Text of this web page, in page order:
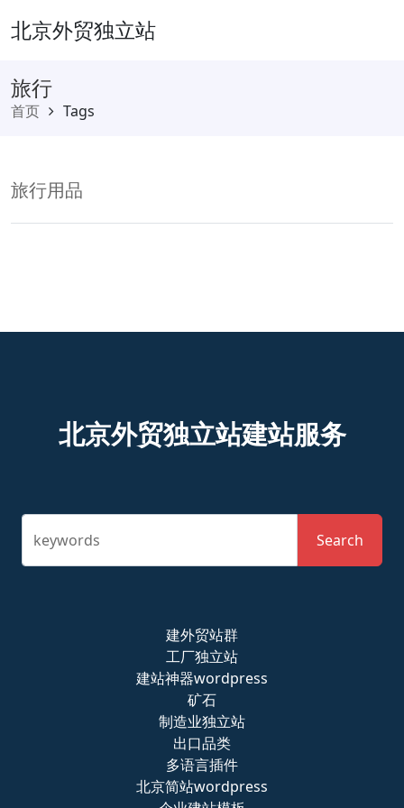
北京外贸独立站
旅行
首页 Tags
旅行用品
北京外贸独立站建站服务
keywords Search
建外贸站群
工厂独立站
建站神器wordpress
矿石
制造业独立站
出口品类
多语言插件
北京简站wordpress